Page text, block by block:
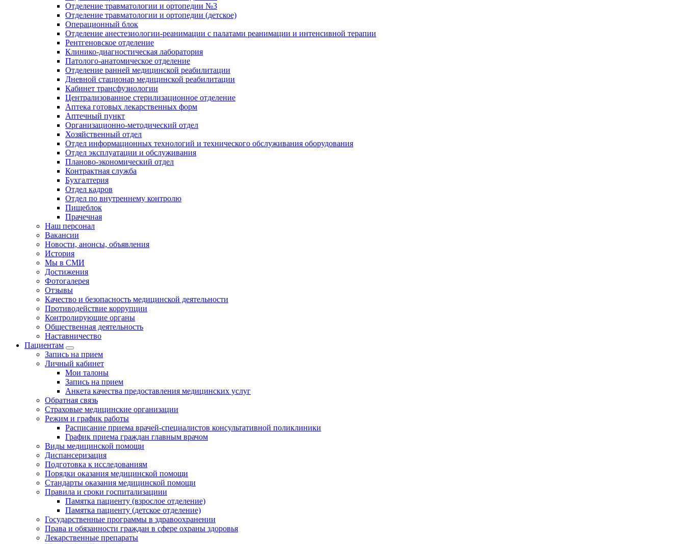
Отделение травматологии и ортопедии №3
Отделение травматологии и ортопедии (детское)
Операционный блок
Отделение анестезиологии-реанимации с палатами реанимации и интенсивной терапии
Рентгеновское отделение
Клинико-диагностическая лаборатория
Патолого-анатомическое отделение
Отделение ранней медицинской реабилитации
Дневной стационар медицинской реабилитации
Кабинет трансфузиологии
Централизованное стерилизационное отделение
Аптека готовых лекарственных форм
Аптечный пункт
Организационно-методический отдел
Хозяйственный отдел
Отдел информационных технологий и технического обслуживания оборудования
Отдел эксплуатации и обслуживания
Планово-экономический отдел
Контрактная служба
Бухгалтерия
Отдел кадров
Отдел по внутреннему контролю
Пищеблок
Прачечная
Наш персонал
Вакансии
Новости, анонсы, объявления
История
Мы в СМИ
Достижения
Фотогалерея
Отзывы
Качество и безопасность медицинской деятельности
Противодействие коррупции
Контролирующие органы
Общественная деятельность
Наставничество
Пациентам
Запись на прием
Личный кабинет
Мои талоны
Запись на прием
Анкета качества предоставления медицинских услуг
Обратная связь
Страховые медицинские организации
Режим и график работы
Расписание приема врачей-специалистов консультативной поликлиники
График приема граждан главным врачом
Виды медицинской помощи
Диспансеризация
Подготовка к исследованиям
Порядки оказания медицинской помощи
Стандарты оказания медицинской помощи
Правила и сроки госпитализациии
Памятка пациенту (взрослое отделение)
Памятка пациенту (детское отделение)
Государственные программы в здравоохранении
Права и обязанности граждан в сфере охраны здоровья
Лекарственные препараты